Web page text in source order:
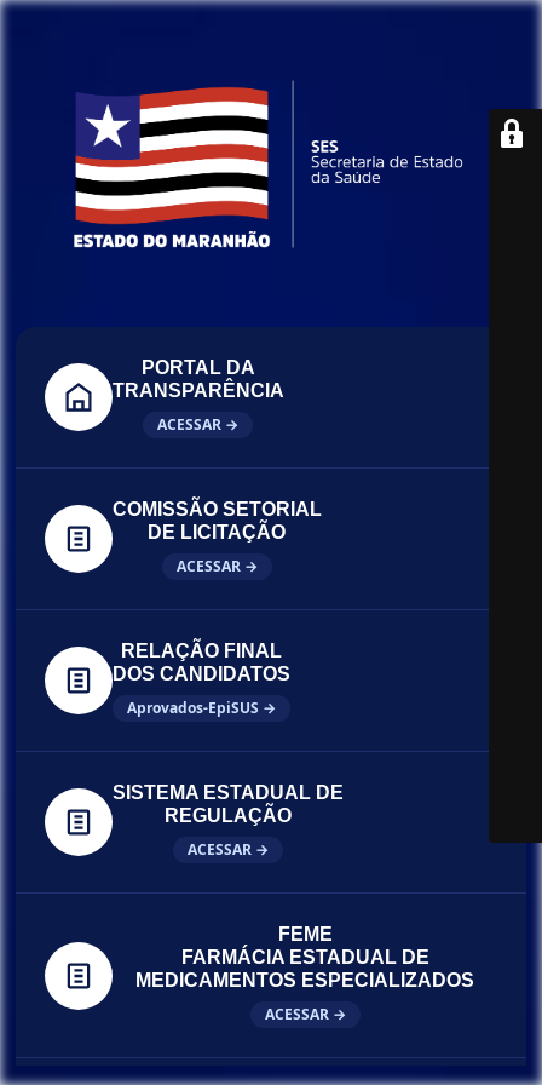
PORTAL DA
TRANSPARÊNCIA
ACESSAR →
COMISSÃO SETORIAL
DE LICITAÇÃO
ACESSAR →
RELAÇÃO FINAL
DOS CANDIDATOS
Aprovados-EpiSUS →
SISTEMA ESTADUAL DE
REGULAÇÃO
ACESSAR →
FEME
FARMÁCIA ESTADUAL DE
MEDICAMENTOS ESPECIALIZADOS
ACESSAR →